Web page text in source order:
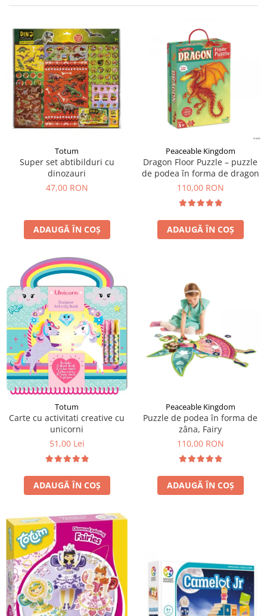
Agende
Cărţi de colorat, activități, apa
Accesorii diverse
LEGO Ninjago
LEGO Minecraft
LEGO DREAMZzz
LEGO Star Wars
LEGO Gabby s Dollhouse
LEGO Harry Potter
LEGO Marvel Super Heroes
LEGO Super Heroes DC
LEGO Super Mario
LEGO Sonic the Hedgehog
LEGO Wicked
LEGO Animal Crossing
LEGO Art
LEGO Creator Expert
LEGO Architecture
LEGO Ideas
LEGO Speed Champions
Totum
Super set abtibilduri cu
dinozauri
47,00 RON
ADAUGĂ ÎN COȘ
Peaceable Kingdom
Dragon Floor Puzzle – puzzle
de podea în forma de dragon
110,00 RON
ADAUGĂ ÎN COȘ
Totum
Carte cu activitati creative cu
unicorni
51,00 Lei
ADAUGĂ ÎN COȘ
Peaceable Kingdom
Puzzle de podea în forma de
zâna, Fairy
110,00 RON
ADAUGĂ ÎN COȘ